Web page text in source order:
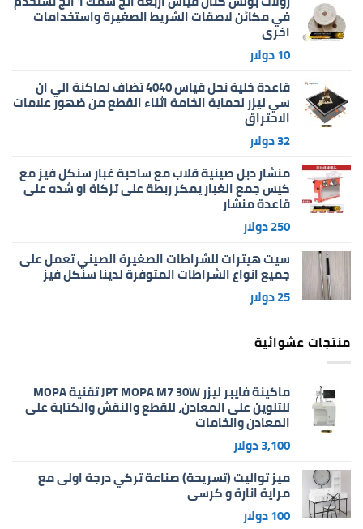
في مكائن لاصقات الشريط الصغيرة واستخدامات
اخرى
10دولار
قاعدة خلية نحل قياس 4040 تضاف لماكنة الي ان
سي ليزر لحماية الخامة اثناء القطع من ضهور علامات
الاحتراق
32دولار
منشار دبل صينية قلاب مع ساحبة غبار سنكل فيز مع
كيس جمع الغبار يمكر ربطة على تزكاة او شده على
قاعدة منشار
250دولار
سيت هيترات للشراطات الصغيرة الصيني تعمل على
جميع انواع الشراطات المتوفرة لدينا سنكل فيز
25دولار
منتجات عشوائية
ماكينة فايبر ليزر JPT MOPA M7 30W تقنية MOPA
للتلوين على المعادن، للقطع والنقش والكتابة على
المعادن والخامات
3,100دولار
ميز تواليت (تسريحة) صناعة تركي درجة اولى مع
مراية انارة و كرسي
100دولار